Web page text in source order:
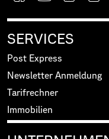
SERVICES
Post Express
Newsletter Anmeldung
Tarifrechner
Immobilien